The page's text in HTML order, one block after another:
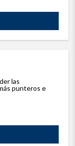
las
punteros e